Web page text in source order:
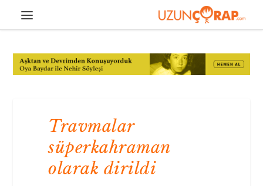
Travmalar
süperkahraman
olarak dirildi